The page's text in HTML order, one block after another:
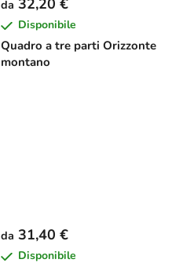
Quadro a tre parti Orizzonte
montano
da 32,20 €
Disponibile
da 31,40 €
Disponibile